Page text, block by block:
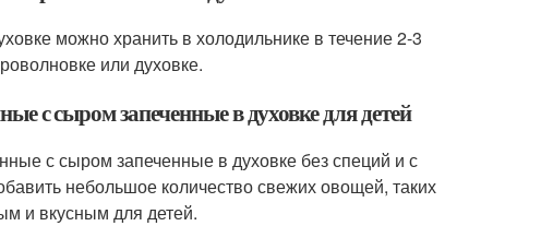
можно хранить в холодильнике в течение 2-3
или духовке.
с сыром запеченные в духовке для детей
с сыром запеченные в духовке без специй и с
небольшое количество свежих овощей, таких
и вкусным для детей.